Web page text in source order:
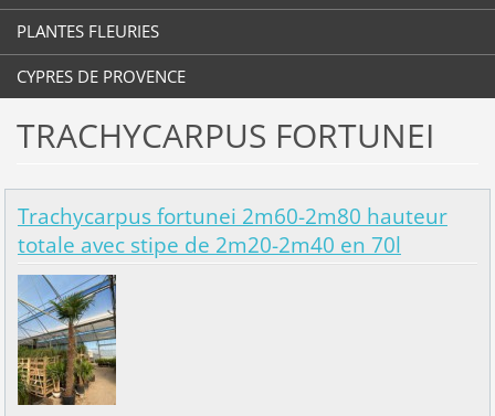
PLANTES FLEURIES
CYPRES DE PROVENCE
TRACHYCARPUS FORTUNEI
Trachycarpus fortunei 2m60-2m80 hauteur
totale avec stipe de 2m20-2m40 en 70l